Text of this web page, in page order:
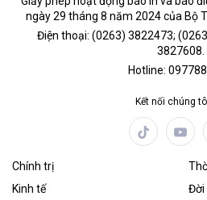
ngày 29 tháng 8 năm 2024 của Bộ
Điện thoại: (0263) 3822473;
3827608.
Hotline:
Kết nối chúng
Chính trị
Kinh tế
Đời